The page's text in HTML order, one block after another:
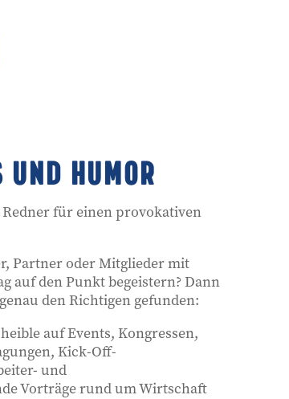
UND HUMOR
für einen provokativen
Partner oder Mitglieder mit
auf den Punkt begeistern? Dann
den Richtigen gefunden:
auf Events, Kongressen,
Kick-Off-
und
Vorträge rund um Wirtschaft